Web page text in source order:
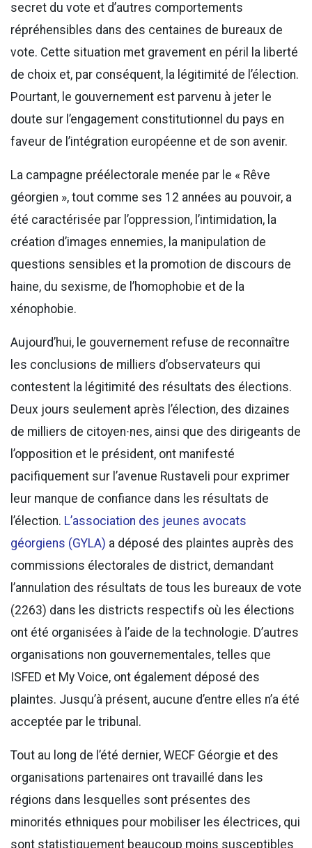
secret du vote et d’autres comportements
répréhensibles dans des centaines de bureaux de
vote. Cette situation met gravement en péril la liberté
de choix et, par conséquent, la légitimité de l’élection.
Pourtant, le gouvernement est parvenu à jeter le
doute sur l’engagement constitutionnel du pays en
faveur de l’intégration européenne et de son avenir.
La campagne préélectorale menée par le « Rêve
géorgien », tout comme ses 12 années au pouvoir, a
été caractérisée par l’oppression, l’intimidation, la
création d’images ennemies, la manipulation de
questions sensibles et la promotion de discours de
haine, du sexisme, de l’homophobie et de la
xénophobie.
Aujourd’hui, le gouvernement refuse de reconnaître
les conclusions de milliers d’observateurs qui
contestent la légitimité des résultats des élections.
Deux jours seulement après l’élection, des dizaines
de milliers de citoyen∙nes, ainsi que des dirigeants de
l’opposition et le président, ont manifesté
pacifiquement sur l’avenue Rustaveli pour exprimer
leur manque de confiance dans les résultats de
l’élection. L’association des jeunes avocats
géorgiens (GYLA) a déposé des plaintes auprès des
commissions électorales de district, demandant
l’annulation des résultats de tous les bureaux de vote
(2263) dans les districts respectifs où les élections
ont été organisées à l’aide de la technologie. D’autres
organisations non gouvernementales, telles que
ISFED et My Voice, ont également déposé des
plaintes. Jusqu’à présent, aucune d’entre elles n’a été
acceptée par le tribunal.
Tout au long de l’été dernier, WECF Géorgie et des
organisations partenaires ont travaillé dans les
régions dans lesquelles sont présentes des
minorités ethniques pour mobiliser les électrices, qui
sont statistiquement beaucoup moins susceptibles